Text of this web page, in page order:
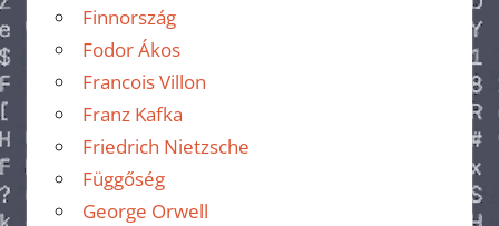
Finnország
Fodor Ákos
Francois Villon
Franz Kafka
Friedrich Nietzsche
Függőség
George Orwell